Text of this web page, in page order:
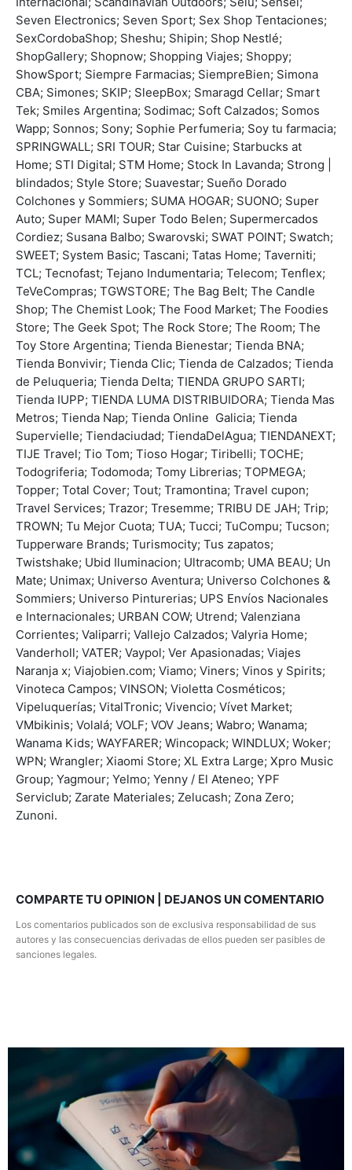
Seven Electronics; Seven Sport; Sex Shop Tentaciones;
SexCordobaShop; Sheshu; Shipin; Shop Nestlé;
ShopGallery; Shopnow; Shopping Viajes; Shoppy;
ShowSport; Siempre Farmacias; SiempreBien; Simona
CBA; Simones; SKIP; SleepBox; Smaragd Cellar; Smart
Tek; Smiles Argentina; Sodimac; Soft Calzados; Somos
Wapp; Sonnos; Sony; Sophie Perfumeria; Soy tu farmacia;
SPRINGWALL; SRI TOUR; Star Cuisine; Starbucks at
Home; STI Digital; STM Home; Stock In Lavanda; Strong |
blindados; Style Store; Suavestar; Sueño Dorado
Colchones y Sommiers; SUMA HOGAR; SUONO; Super
Auto; Super MAMI; Super Todo Belen; Supermercados
Cordiez; Susana Balbo; Swarovski; SWAT POINT; Swatch;
SWEET; System Basic; Tascani; Tatas Home; Taverniti;
TCL; Tecnofast; Tejano Indumentaria; Telecom; Tenflex;
TeVeCompras; TGWSTORE; The Bag Belt; The Candle
Shop; The Chemist Look; The Food Market; The Foodies
Store; The Geek Spot; The Rock Store; The Room; The
Toy Store Argentina; Tienda Bienestar; Tienda BNA;
Tienda Bonvivir; Tienda Clic; Tienda de Calzados; Tienda
de Peluqueria; Tienda Delta; TIENDA GRUPO SARTI;
Tienda IUPP; TIENDA LUMA DISTRIBUIDORA; Tienda Mas
Metros; Tienda Nap; Tienda Online  Galicia; Tienda
Supervielle; Tiendaciudad; TiendaDelAgua; TIENDANEXT;
TIJE Travel; Tio Tom; Tioso Hogar; Tiribelli; TOCHE;
Todogriferia; Todomoda; Tomy Librerias; TOPMEGA;
Topper; Total Cover; Tout; Tramontina; Travel cupon;
Travel Services; Trazor; Tresemme; TRIBU DE JAH; Trip;
TROWN; Tu Mejor Cuota; TUA; Tucci; TuCompu; Tucson;
Tupperware Brands; Turismocity; Tus zapatos;
Twistshake; Ubid Iluminacion; Ultracomb; UMA BEAU; Un
Mate; Unimax; Universo Aventura; Universo Colchones &
Sommiers; Universo Pinturerias; UPS Envíos Nacionales
e Internacionales; URBAN COW; Utrend; Valenziana
Corrientes; Valiparri; Vallejo Calzados; Valyria Home;
Vanderholl; VATER; Vaypol; Ver Apasionadas; Viajes
Naranja x; Viajobien.com; Viamo; Viners; Vinos y Spirits;
Vinoteca Campos; VINSON; Violetta Cosméticos;
Vipeluquerías; VitalTronic; Vivencio; Vívet Market;
VMbikinis; Volalá; VOLF; VOV Jeans; Wabro; Wanama;
Wanama Kids; WAYFARER; Wincopack; WINDLUX; Woker;
WPN; Wrangler; Xiaomi Store; XL Extra Large; Xpro Music
Group; Yagmour; Yelmo; Yenny / El Ateneo; YPF
Serviclub; Zarate Materiales; Zelucash; Zona Zero;
Zunoni.
COMPARTE TU OPINION | DEJANOS UN COMENTARIO
Los comentarios publicados son de exclusiva responsabilidad de sus
autores y las consecuencias derivadas de ellos pueden ser pasibles de
sanciones legales.